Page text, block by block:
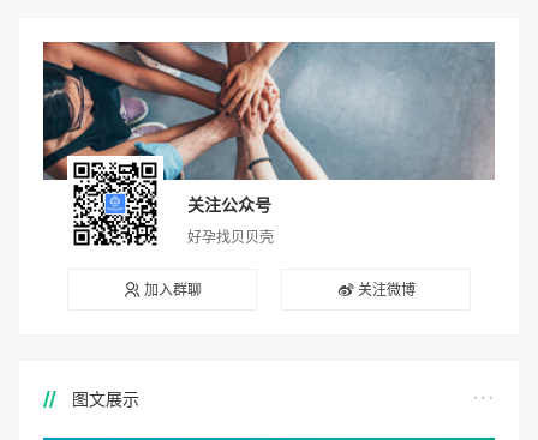
关注公众号
好孕找贝贝壳
加入群聊 关注微博
图文展示